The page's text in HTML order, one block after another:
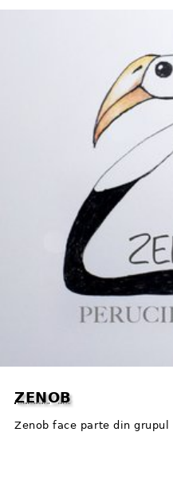
ZENOB
Zenob face parte din